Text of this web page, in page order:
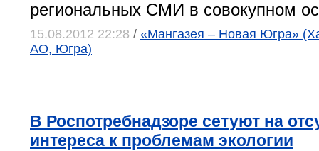
региональных СМИ в совокупном
15.08.2012 22:28 / «Мангазея – Новая Югра»
АО, Югра)
В Роспотребнадзоре сетуют на
интереса к проблемам экологии